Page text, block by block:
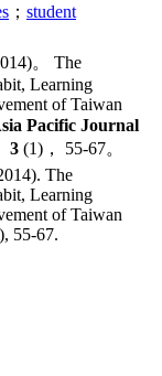
； student
。 The
Learning
of Taiwan
Pacific Journal
3 (1)， 55-67。
The
Learning
of Taiwan
55-67.